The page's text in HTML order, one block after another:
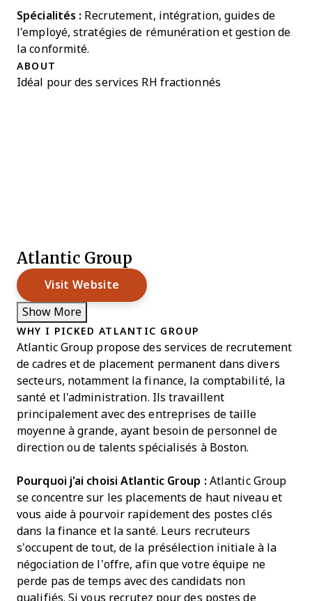
Spécialités : Recrutement, intégration, guides de
l'employé, stratégies de rémunération et gestion de
la conformité.
ABOUT
Idéal pour des services RH fractionnés
Atlantic Group
Visit Website
Show More
WHY I PICKED ATLANTIC GROUP
Atlantic Group propose des services de recrutement
de cadres et de placement permanent dans divers
secteurs, notamment la finance, la comptabilité, la
santé et l'administration. Ils travaillent
principalement avec des entreprises de taille
moyenne à grande, ayant besoin de personnel de
direction ou de talents spécialisés à Boston.
Pourquoi j'ai choisi Atlantic Group : Atlantic Group
se concentre sur les placements de haut niveau et
vous aide à pourvoir rapidement des postes clés
dans la finance et la santé. Leurs recruteurs
s’occupent de tout, de la présélection initiale à la
négociation de l’offre, afin que votre équipe ne
perde pas de temps avec des candidats non
qualifiés. Si vous recrutez pour des postes de